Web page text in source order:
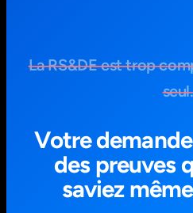
La RS&DE est trop
seul.
Votre
des preuves
saviez